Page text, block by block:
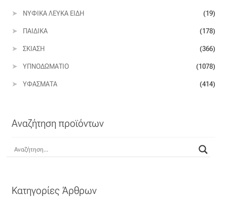
Κρεπ
Λινό
Μπροκάρ
Οργάντζα
ΝΥΦΙΚΆ ΛΕΥΚΆ ΕΊΔΗ (19)
ΠΑΙΔΙΚΆ (178)
ΣΚΊΑΣΗ (366)
ΥΠΝΟΔΩΜΆΤΙΟ (1078)
ΥΦΆΣΜΑΤΑ (414)
Αναζήτηση προϊόντων
Κατηγορίες Άρθρων